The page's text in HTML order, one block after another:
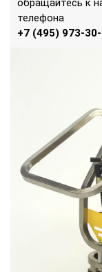
обращайтесь к
телефона
+7 (495) 973-